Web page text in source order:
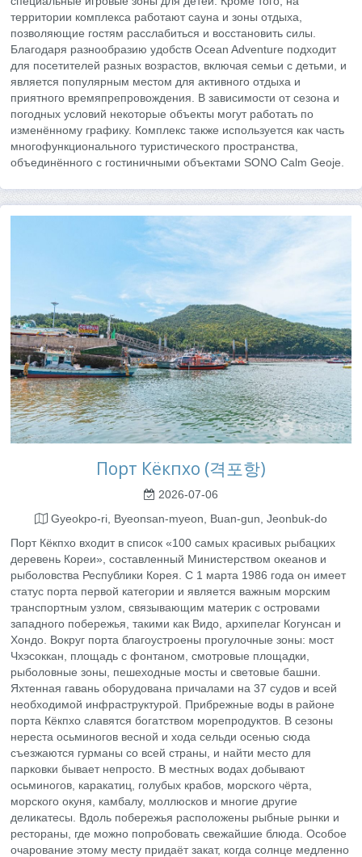
территории комплекса работают сауна и зоны отдыха,
позволяющие гостям расслабиться и восстановить силы.
Благодаря разнообразию удобств Ocean Adventure подходит
для посетителей разных возрастов, включая семьи с детьми, и
является популярным местом для активного отдыха и
приятного времяпрепровождения. В зависимости от сезона и
погодных условий некоторые объекты могут работать по
изменённому графику. Комплекс также используется как часть
многофункционального туристического пространства,
объединённого с гостиничными объектами SONO Calm Geoje.
Порт Кёкпхо (격포항)
2026-07-06
Gyeokpo-ri, Byeonsan-myeon, Buan-gun, Jeonbuk-do
Порт Кёкпхо входит в список «100 самых красивых рыбацких
деревень Кореи», составленный Министерством океанов и
рыболовства Республики Корея. С 1 марта 1986 года он имеет
статус порта первой категории и является важным морским
транспортным узлом, связывающим материк с островами
западного побережья, такими как Видо, архипелаг Когунсан и
Хондо. Вокруг порта благоустроены прогулочные зоны: мост
Чхэсоккан, площадь с фонтаном, смотровые площадки,
рыболовные зоны, пешеходные мосты и световые башни.
Яхтенная гавань оборудована причалами на 37 судов и всей
необходимой инфраструктурой. Прибрежные воды в районе
порта Кёкпхо славятся богатством морепродуктов. В сезоны
нереста осьминогов весной и хода сельди осенью сюда
съезжаются гурманы со всей страны, и найти место для
парковки бывает непросто. В местных водах добывают
осьминогов, каракатиц, голубых крабов, морского чёрта,
морского окуня, камбалу, моллюсков и многие другие
деликатесы. Вдоль побережья расположены рыбные рынки и
рестораны, где можно попробовать свежайшие блюда. Особое
очарование этому месту придаёт закат, когда солнце медленно